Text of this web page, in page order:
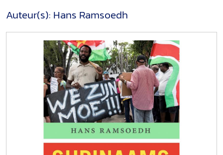
Auteur(s): Hans Ramsoedh